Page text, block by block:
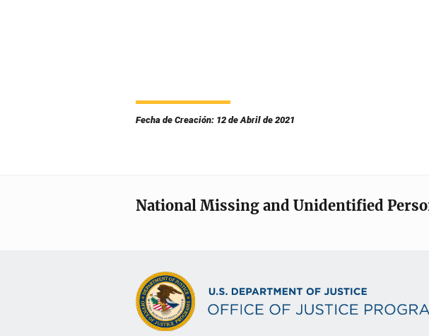
Fecha de Creación: 12 de Abril de 2021
National Missing and Unidentified